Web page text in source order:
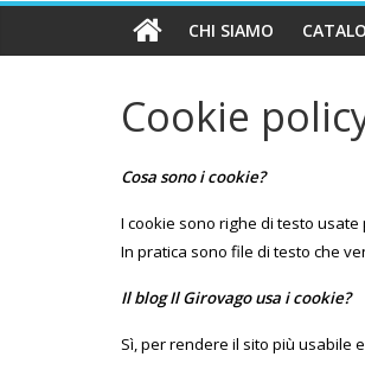
CHI SIAMO
Cookie
Cosa sono i cookie?
I cookie sono righe di testo
In pratica sono file di testo che
Il blog Il Girovago usa i cookie?
Sì, per rendere il sito più usabile